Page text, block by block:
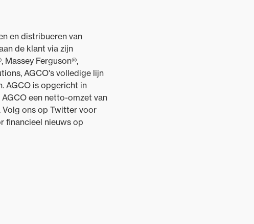
en distribueren van
de klant via zijn
Ferguson®,
AGCO's volledige lijn
AGCO is opgericht in
een netto-omzet van
Volg ons op Twitter voor
financieel nieuws op